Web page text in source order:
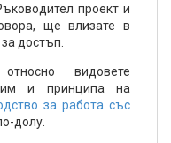
проект и
ще влизате в
достъп.
видовете
им и принципа на
за работа със
долу.